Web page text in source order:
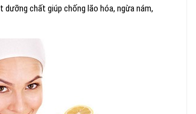
chất giúp chống lão hóa, ngừa nám,